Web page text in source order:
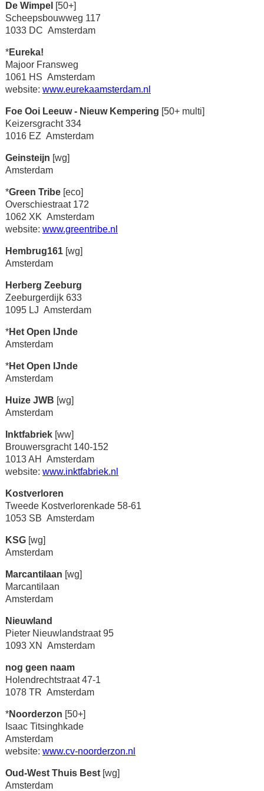
De Wimpel [50+]
Scheepsbouwweg 117
1033 DC Amsterdam
*Eureka!
Majoor Fransweg
1061 HS Amsterdam
website: www.eurekaamsterdam.nl
Foe Ooi Leeuw - Nieuw Kempering [50+ multi]
Keizersgracht 334
1016 EZ Amsterdam
Geinsteijn [wg]
Amsterdam
*Green Tribe[eco]
Overschiestraat 172
1062 XK Amsterdam
website: www.greentribe.nl
Hembrug161[wg]
Amsterdam
Herberg Zeeburg
Zeeburgerdijk 633
1095 LJ Amsterdam
*Het Open IJnde
Amsterdam
*Het Open IJnde
Amsterdam
Huize JWB [wg]
Amsterdam
Inktfabriek[ww]
Brouwersgracht 140-152
1013 AH Amsterdam
website: www.inktfabriek.nl
Kostverloren
Tweede Kostverlorenkade 58-61
1053 SB Amsterdam
KSG[wg]
Amsterdam
Marcantilaan [wg]
Marcantilaan
Amsterdam
Nieuwland
Pieter Nieuwlandstraat 95
1093 XN Amsterdam
nog geen naam
Holendrechtstraat 47-1
1078 TR Amsterdam
*Noorderzon [50+]
Isaac Titsinghkade
Amsterdam
website: www.cv-noorderzon.nl
Oud-West Thuis Best[wg]
Amsterdam